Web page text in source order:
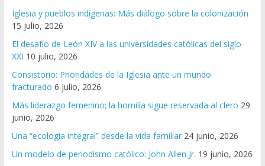
Iglesia y pueblos indígenas: Más diálogo sobre la colonización
15 julio, 2026
El desafío de León XIV a las universidades católicas del siglo
XXI 10 julio, 2026
Consistorio: Prioridades de la Iglesia ante un mundo
fracturado 6 julio, 2026
Más liderazgo femenino; la homilía sigue reservada al clero 29
junio, 2026
Una “ecología integral” desde la vida familiar 24 junio, 2026
Un modelo de periodismo católico: John Allen Jr. 19 junio, 2026